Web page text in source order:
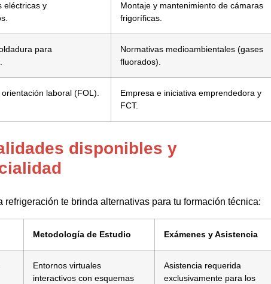
eléctricas y
Montaje y mantenimiento de cámaras
frigoríficas.
para
Normativas medioambientales (gases
fluorados).
laboral (FOL).
Empresa e iniciativa emprendedora y
FCT.
disponibles y
refrigeración te brinda alternativas para tu formación técnica:
Metodología de Estudio Exámenes y Asistencia
Entornos virtuales
interactivos con esquemas
Asistencia requerida
exclusivamente para los